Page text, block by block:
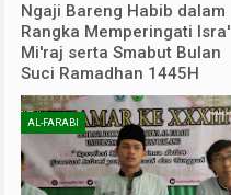
Ngaji Bareng Habib dalam
Rangka Memperingati Isra'
Mi'raj serta Smabut Bulan
Suci Ramadhan 1445H
AL-FARABI